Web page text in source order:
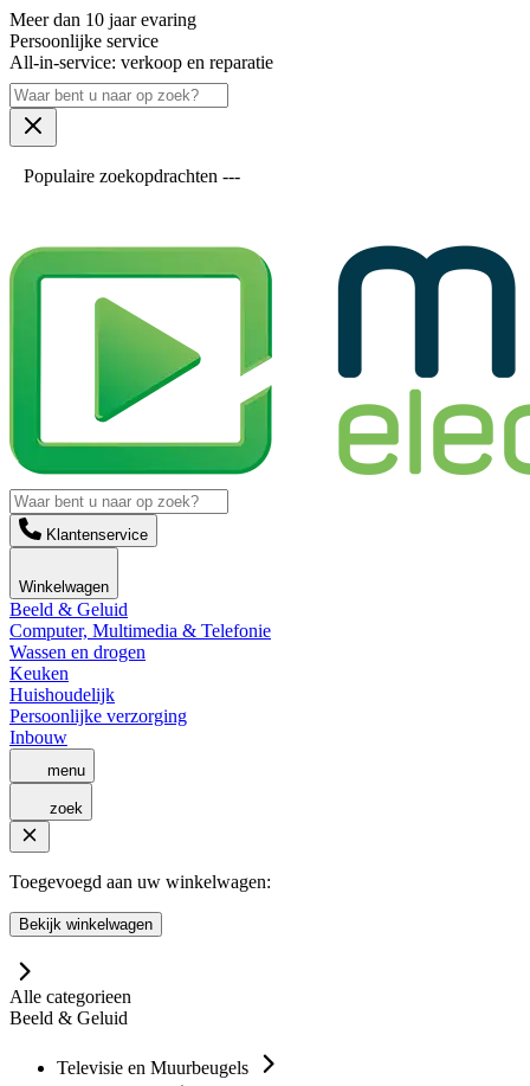
Meer dan 10 jaar evaring
Persoonlijke service
All-in-service: verkoop en reparatie
Populaire zoekopdrachten ---
Klantenservice
Winkelwagen
Beeld & Geluid
Computer, Multimedia & Telefonie
Wassen en drogen
Keuken
Huishoudelijk
Persoonlijke verzorging
Inbouw
menu
zoek
Toegevoegd aan uw winkelwagen:
Bekijk winkelwagen
Alle categorieen
Beeld & Geluid
Televisie en Muurbeugels